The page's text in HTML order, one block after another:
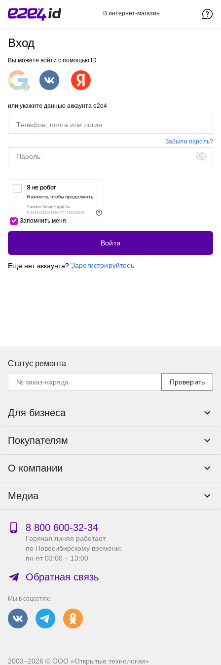
В интернет-магазин
Вход
Вы можете войти с помощью ID
или укажите данные аккаунта e2e4
Забыли пароль?
Запомнить меня
Войти
Еще нет аккаунта? Зарегистрируйтесь
Статус ремонта
Проверить
Для бизнеса
Тендеры и гос закупки
Покупателям
Пункты выдачи
Доставка
Гарантия и возврат
Бонусная программа
Сервисный центр
Справка по работе с e2e4 ID
О компании
Реквизиты
Публичная оферта
Правила продажи на сайте
Производители
Вакансии
Медиа
Новости
Акции
8 800 600‑32‑34
Горячая линяя работает
по Новосибирскому времени:
пн-пт 03:00 – 13:00
Обратная связь
Мы в соцсетях:
2003–2026 © ООО «Открытые технологии»